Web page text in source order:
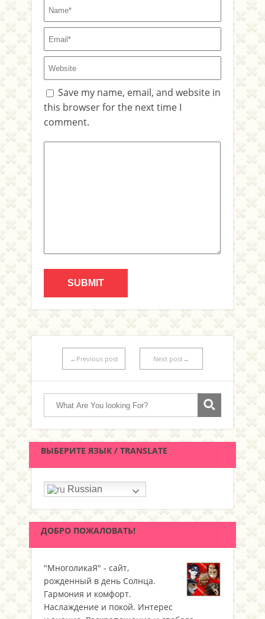
Save my name, email, and website in
this browser for the next time I
comment.
←Previous post Next post→
ВЫБЕРИТЕ ЯЗЫК / TRANSLATE
Russian
ДОБРО ПОЖАЛОВАТЬ!
"МноголикаЯ" - сайт,
рожденный в день Солнца.
Гармония и комфорт.
Наслаждение и покой. Интерес